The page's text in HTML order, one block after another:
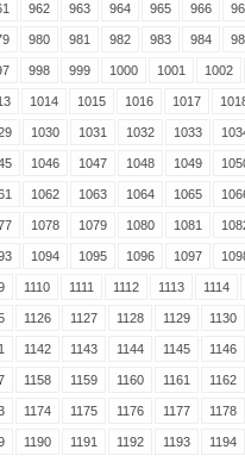
962 963 964 965 966
980 981 982 983 984
998 999 1000 1001 1002
1014 1015 1016 1017
1030 1031 1032 1033
1046 1047 1048 1049
1062 1063 1064 1065
1078 1079 1080 1081
1094 1095 1096 1097
1110 1111 1112 1113 1114
1126 1127 1128 1129 1130
1142 1143 1144 1145 1146
1158 1159 1160 1161 1162
1174 1175 1176 1177 1178
1190 1191 1192 1193 1194